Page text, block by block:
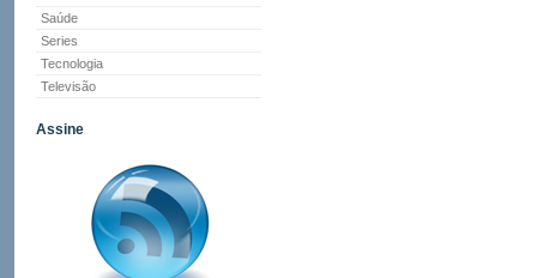
Saúde
Series
Tecnologia
Televisão
Assine